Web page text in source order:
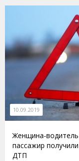
10.09.2019
Женщина-водитель
пассажир
ДТП